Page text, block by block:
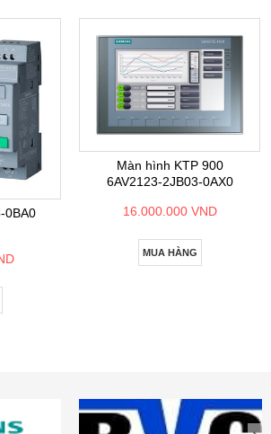
0BA0
Màn hình KTP 900
6AV2123-2JB03-0AX0
16.000.000 VND
MUA HÀNG